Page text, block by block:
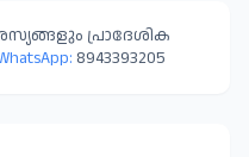
പ്രാദേശിക
8943393205